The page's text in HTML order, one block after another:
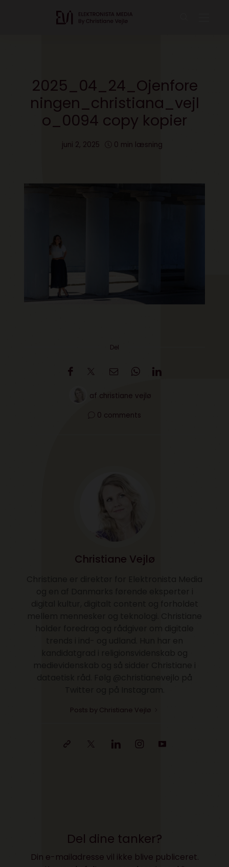
2025_04_24_Ojenfore
ningen_christiana_vejl
o_0094 copy kopier
juni 2, 2025 0 min læsning
Del
af christiane vejlø
0 comments
Christiane Vejlø
Posts by Christiane Vejlø
Del dine tanker?
Din e-mailadresse vil ikke blive publiceret.